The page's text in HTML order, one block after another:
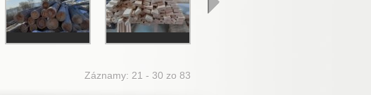
Záznamy: 21 - 30 zo 83